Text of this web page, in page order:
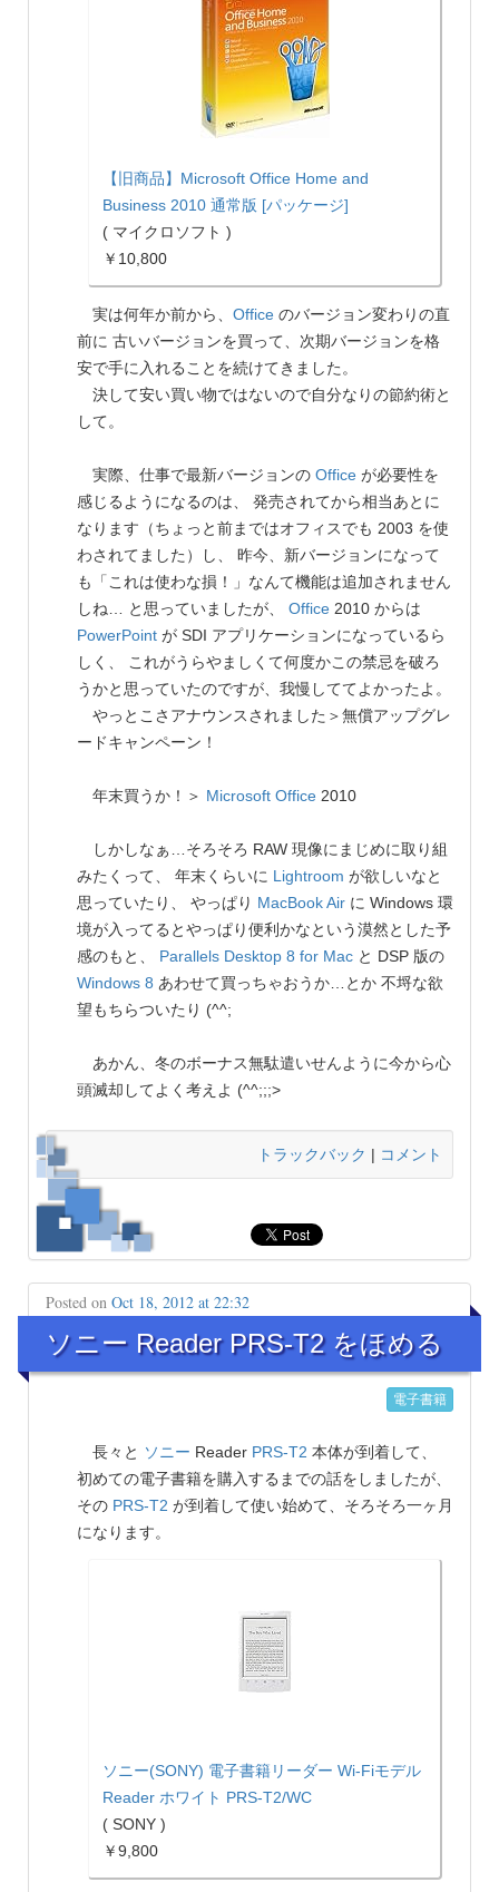
【旧商品】Microsoft Office Home and
Business 2010 通常版 [パッケージ]
( マイクロソフト )
￥10,800
実は何年か前から、 Office のバージョン変わりの直
前に 古いバージョンを買って、次期バージョンを格
安で手に入れることを続けてきました。
決して安い買い物ではないので自分なりの節約術と
して。
実際、仕事で最新バージョンの Office が必要性を
感じるようになるのは、 発売されてから相当あとに
なります（ちょっと前まではオフィスでも 2003 を使
わされてました）し、 昨今、新バージョンになって
も「これは使わな損！」なんて機能は追加されません
しね… と思っていましたが、 Office 2010 からは
PowerPoint が SDI アプリケーションになっているら
しく、 これがうらやましくて何度かこの禁忌を破ろ
うかと思っていたのですが、我慢しててよかったよ。
やっとこさアナウンスされました＞無償アップグレ
ードキャンペーン！
年末買うか！＞ Microsoft Office 2010
しかしなぁ…そろそろ RAW 現像にまじめに取り組
みたくって、 年末くらいに Lightroom が欲しいなと
思っていたり、 やっぱり MacBook Air に Windows 環
境が入ってるとやっぱり便利かなという漠然とした予
感のもと、 Parallels Desktop 8 for Mac と DSP 版の
Windows 8 あわせて買っちゃおうか…とか 不埒な欲
望もちらついたり (^^;
あかん、冬のボーナス無駄遣いせんように今から心
頭滅却してよく考えよ (^^;;;>
トラックバック | コメント
Posted on Oct 18, 2012 at 22:32
ソニー Reader PRS-T2 をほめる
電子書籍
長々と ソニー Reader PRS-T2 本体が到着して、
初めての電子書籍を購入するまでの話をしましたが、
その PRS-T2 が到着して使い始めて、そろそろ一ヶ月
になります。
ソニー(SONY) 電子書籍リーダー Wi-Fiモデル
Reader ホワイト PRS-T2/WC
( SONY )
￥9,800